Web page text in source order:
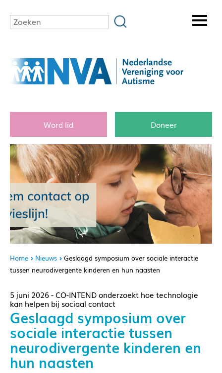
Word lid Doneer
Home Nieuws
Geslaagd symposium over sociale interactie
tussen neurodivergente kinderen en hun naasten
5 juni 2026 - CO-INTEND onderzoekt hoe technologie
kan helpen bij sociaal contact
Geslaagd symposium over
sociale interactie tussen
neurodivergente kinderen en
hun naasten